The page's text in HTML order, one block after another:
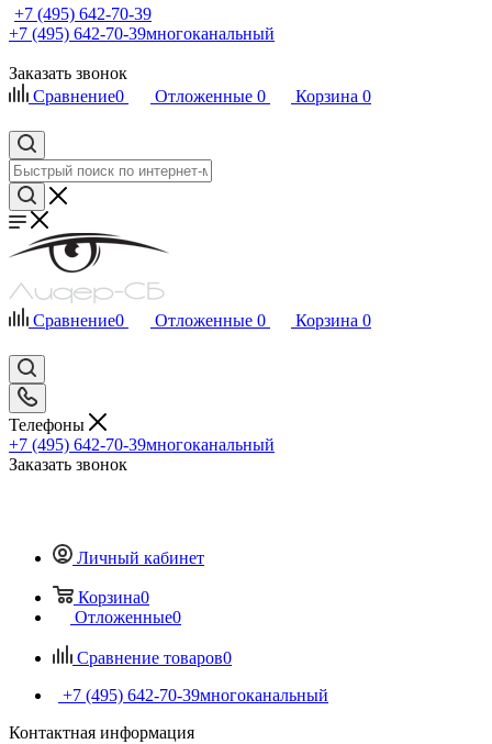
+7 (495) 642-70-39
+7 (495) 642-70-39многоканальный
Заказать звонок
Сравнение0 Отложенные 0 Корзина 0
Сравнение0 Отложенные 0 Корзина 0
Телефоны
+7 (495) 642-70-39многоканальный
Заказать звонок
Личный кабинет
Корзина0
Отложенные0
Сравнение товаров0
+7 (495) 642-70-39многоканальный
Контактная информация